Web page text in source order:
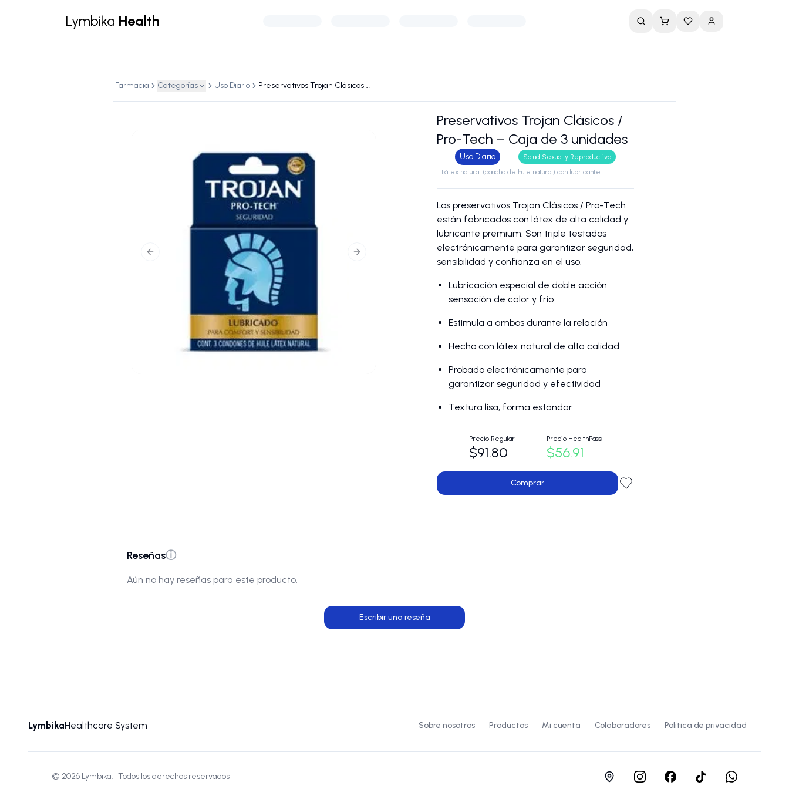
Lymbika Health
Farmacia Categorías Uso Diario Preservativos Trojan Clásicos / Pro-Tech – Caja de 3 unidades
Previous slide Next slide
Preservativos Trojan Clásicos /
Pro-Tech – Caja de 3 unidades
Uso Diario
Salud Sexual y Reproductiva
Látex natural (caucho de hule natural) con lubricante.
Los preservativos Trojan Clásicos / Pro-Tech
están fabricados con látex de alta calidad y
lubricante premium. Son triple testados
electrónicamente para garantizar seguridad,
sensibilidad y confianza en el uso.
Lubricación especial de doble acción:
sensación de calor y frío
Estimula a ambos durante la relación
Hecho con látex natural de alta calidad
Probado electrónicamente para
garantizar seguridad y efectividad
Textura lisa, forma estándar
Precio Regular
$91.80
Precio HealthPass
$56.91
Comprar
Reseñasⓘ
Aún no hay reseñas para este producto.
Escribir una reseña
LymbikaHealthcare System Sobre nosotros Productos Mi cuenta Colaboradores Politica de privacidad
© 2026 Lymbika. Todos los derechos reservados